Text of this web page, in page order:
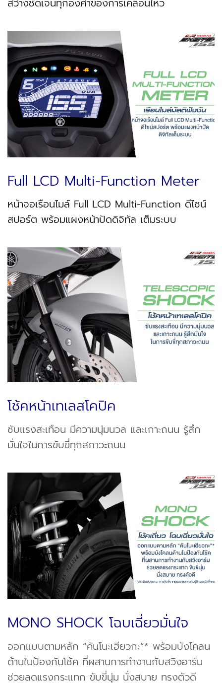
Full LCD Multi-Function Meter
หน้าจอเรือนไมล์ Full LCD Multi-Function ดีไซน์
สปอร์ต พร้อมแผงหน้าปัดดิจิทัล เต็มระบบ
โช้คหน้าเทเลสโคปิค
ซับแรงสะเทือน มีความนุ่มนวล และเกาะถนน รู้สึก
มั่นใจในการขับขี่ทุกสภาวะถนน
MONO SHOCK โฉบเฉี่ยวมั่นใจ
ออกแบบตามหลัก “คันโนะเฮียวกะ”* พร้อมบังโคลน
ด้านในป้องกันโช้ค ที่ผสานการทำงานกับสวิงอาร์ม
ช่วยลดแรงกระแทก ขับขี่นุ่ม นั่งสบาย ทรงตัวดี